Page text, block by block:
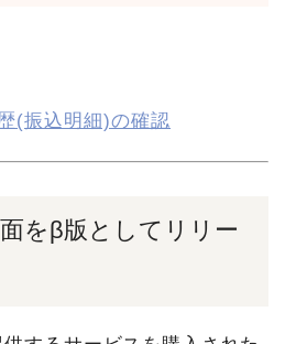
(振込明細)の確認
をβ版としてリリー